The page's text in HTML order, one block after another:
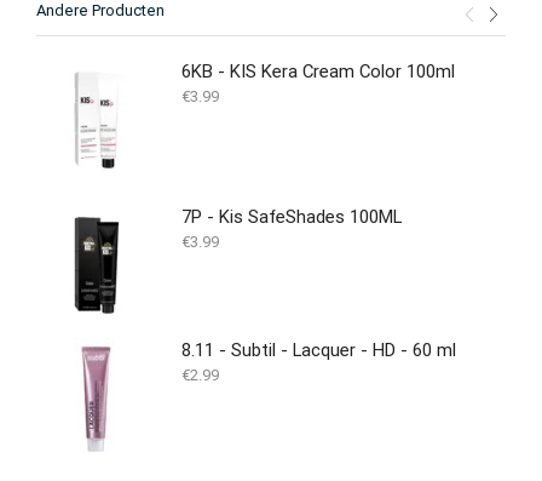
Andere Producten
6KB - KIS Kera Cream Color 100ml
€3.99
7P - Kis SafeShades 100ML
€3.99
8.11 - Subtil - Lacquer - HD - 60 ml
€2.99